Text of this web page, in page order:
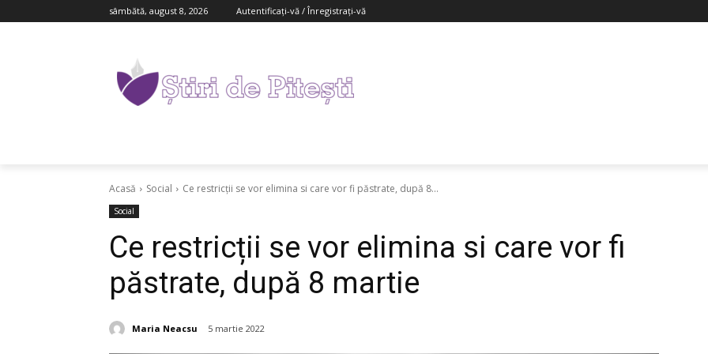
sâmbătă, august 8, 2026 Autentificați-vă / Înregistrați-vă
Acasă Social Ce restricții se vor elimina si care vor fi păstrate, după 8...
Social
Ce restricții se vor elimina si care vor fi
păstrate, după 8 martie
Maria Neacsu 5 martie 2022